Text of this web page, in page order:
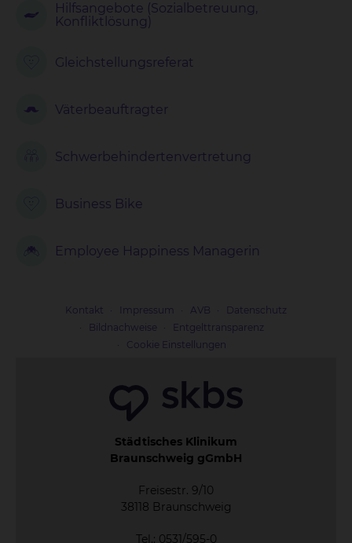
Hilfsangebote (Sozialbetreuung,
Konfliktlösung)
Gleichstellungsreferat
Väterbeauftragter
Schwerbehindertenvertretung
Business Bike
Employee Happiness Managerin
Kontakt Impressum AVB
Datenschutz
Bildnachweise
Entgelttransparenz
Cookie Einstellungen
Städtisches Klinikum
Braunschweig gGmbH
Freisestr. 9/10
38118 Braunschweig
Tel.: 0531/595-0